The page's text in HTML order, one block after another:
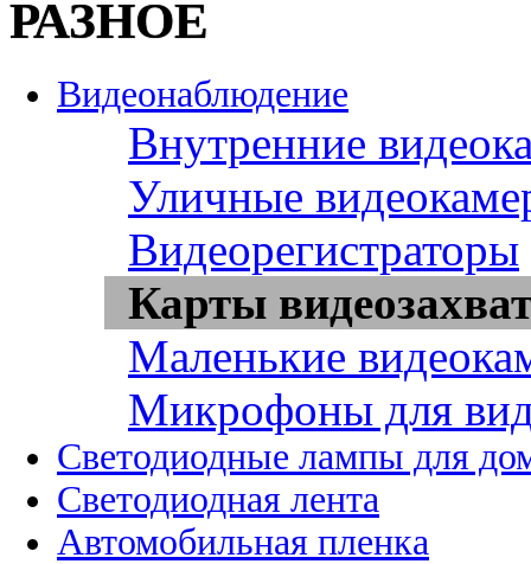
РАЗНОЕ
Видеонаблюдение
Внутренние
Уличные
Видеорегистраторы
Карты
Маленькие
Микрофоны для
Светодиодные лампы для
Светодиодная лента
Автомобильная пленка